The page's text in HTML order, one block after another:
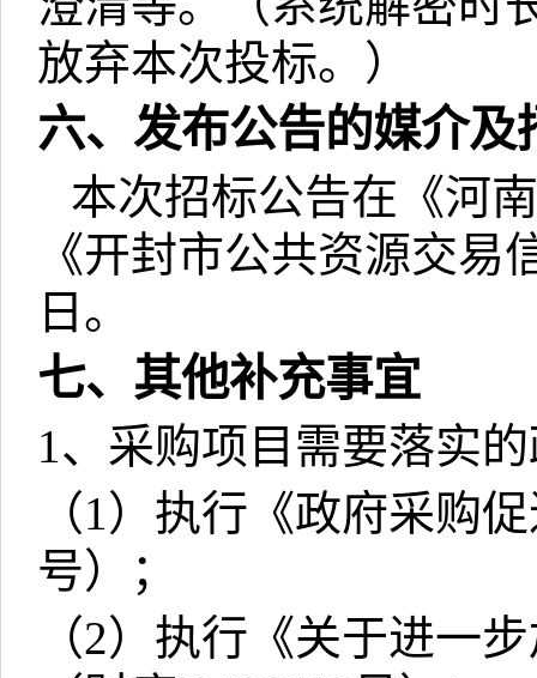
放弃本次投标。）
六、发布公告的媒介及
本次招标公告在《河
《开封市公共资源交
日。
七、其他补充事宜
1、采购项目需要落实
（1）执行《政府采购
号）；
（2）执行《关于进一